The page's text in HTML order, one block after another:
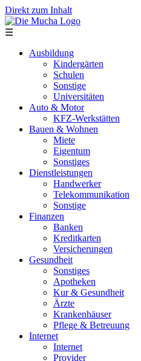
Direkt zum Inhalt
☰
Ausbildung
Kindergärten
Schulen
Sonstige
Universitäten
Auto & Motor
KFZ-Werkstätten
Bauen & Wohnen
Miete
Eigentum
Sonstiges
Dienstleistungen
Handwerker
Telekommunikation
Sonstige
Finanzen
Banken
Kreditkarten
Versicherungen
Gesundheit
Sonstiges
Apotheken
Kur & Gesundheit
Ärzte
Krankenhäuser
Pflege & Betreuung
Internet
Internet
Provider